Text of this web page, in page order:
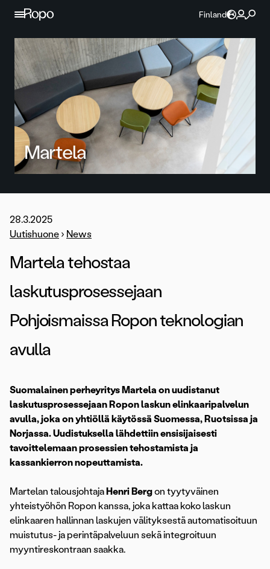
Jatka sisältöön
Finland
Martela
28.3.2025
Uutishuone › News
Martela tehostaa
laskutusprosessejaan
Pohjoismaissa Ropon teknologian
avulla
Suomalainen perheyritys Martela on uudistanut
laskutusprosessejaan Ropon laskun elinkaaripalvelun
avulla, joka on yhtiöllä käytössä Suomessa, Ruotsissa ja
Norjassa. Uudistuksella lähdettiin ensisijaisesti
tavoittelemaan prosessien tehostamista ja
kassankierron nopeuttamista.
Martelan talousjohtaja Henri Bergon tyytyväinen
yhteistyöhön Ropon kanssa, joka kattaa koko laskun
elinkaaren hallinnan laskujen välityksestä automatisoituun
muistutus- ja perintäpalveluun sekä integroituun
myyntireskontraan saakka.